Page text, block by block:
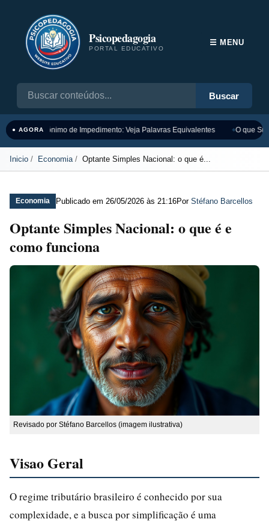
Psicopedagogia
PORTAL EDUCATIVO
Buscar
☰ MENU
● AGORASinônimo de Impedimento: Veja Palavras Equivalentes O que
Inicio Economia Optante Simples Nacional: o que é...
Economia Publicado em 26/05/2026 às 21:16Por Stéfano Barcellos
Optante Simples Nacional: o que é e
como funciona
Revisado por Stéfano Barcellos (imagem ilustrativa)
Visao Geral
O regime tributário brasileiro é conhecido por sua
complexidade, e a busca por simplificação é uma